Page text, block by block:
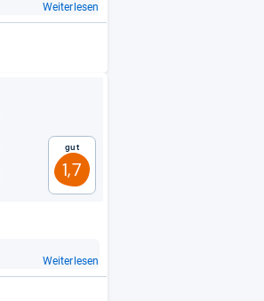
Weiterlesen
Gut
1,7
Weiterlesen